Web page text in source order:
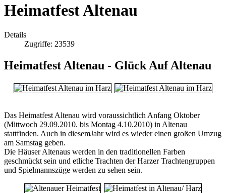
Heimatfest Altenau
Details
Zugriffe: 23539
Heimatfest Altenau - Glück Auf Altenau
Das Heimatfest Altenau wird voraussichtlich Anfang Oktober
(Mittwoch 29.09.2010. bis Montag 4.10.2010) in Altenau
stattfinden. Auch in diesemJahr wird es wieder einen großen Umzug
am Samstag geben.
Die Häuser Altenaus werden in den traditionellen Farben
geschmückt sein und etliche Trachten der Harzer Trachtengruppen
und Spielmannszüge werden zu sehen sein.